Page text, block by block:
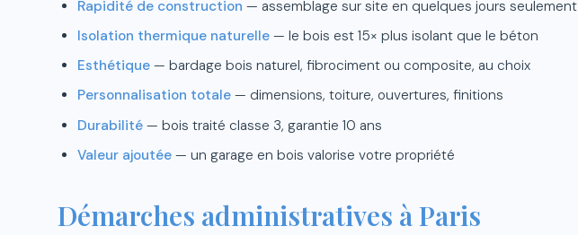
Rapidité de construction — assemblage sur site en quelques jours seulement
Isolation thermique naturelle — le bois est 15× plus isolant que le béton
Esthétique — bardage bois naturel, fibrociment ou composite, au choix
Personnalisation totale — dimensions, toiture, ouvertures, finitions
Durabilité — bois traité classe 3, garantie 10 ans
Valeur ajoutée — un garage en bois valorise votre propriété
Démarches administratives à Paris